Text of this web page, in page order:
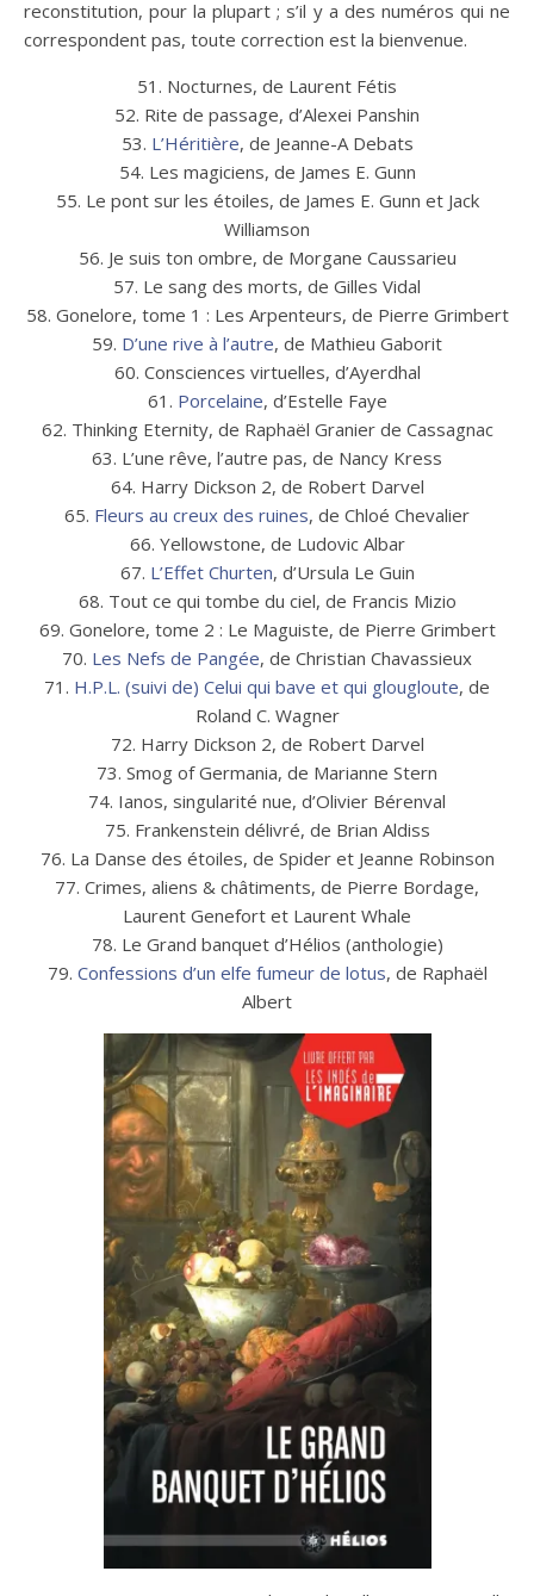
reconstitution, pour la plupart ; s’il y a des numéros qui ne
correspondent pas, toute correction est la bienvenue.
51. Nocturnes, de Laurent Fétis
52. Rite de passage, d’Alexei Panshin
53. L’Héritière, de Jeanne-A Debats
54. Les magiciens, de James E. Gunn
55. Le pont sur les étoiles, de James E. Gunn et Jack
Williamson
56. Je suis ton ombre, de Morgane Caussarieu
57. Le sang des morts, de Gilles Vidal
58. Gonelore, tome 1 : Les Arpenteurs, de Pierre Grimbert
59. D’une rive à l’autre, de Mathieu Gaborit
60. Consciences virtuelles, d’Ayerdhal
61. Porcelaine, d’Estelle Faye
62. Thinking Eternity, de Raphaël Granier de Cassagnac
63. L’une rêve, l’autre pas, de Nancy Kress
64. Harry Dickson 2, de Robert Darvel
65. Fleurs au creux des ruines, de Chloé Chevalier
66. Yellowstone, de Ludovic Albar
67. L’Effet Churten, d’Ursula Le Guin
68. Tout ce qui tombe du ciel, de Francis Mizio
69. Gonelore, tome 2 : Le Maguiste, de Pierre Grimbert
70. Les Nefs de Pangée, de Christian Chavassieux
71. H.P.L. (suivi de) Celui qui bave et qui glougloute, de
Roland C. Wagner
72. Harry Dickson 2, de Robert Darvel
73. Smog of Germania, de Marianne Stern
74. Ianos, singularité nue, d’Olivier Bérenval
75. Frankenstein délivré, de Brian Aldiss
76. La Danse des étoiles, de Spider et Jeanne Robinson
77. Crimes, aliens & châtiments, de Pierre Bordage,
Laurent Genefort et Laurent Whale
78. Le Grand banquet d’Hélios (anthologie)
79. Confessions d’un elfe fumeur de lotus, de Raphaël
Albert